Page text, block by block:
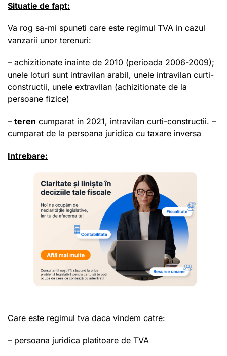
Situatie de fapt:
Va rog sa-mi spuneti care este regimul TVA in cazul
vanzarii unor terenuri:
– achizitionate inainte de 2010 (perioada 2006-2009);
unele loturi sunt intravilan arabil, unele intravilan curti-
constructii, unele extravilan (achizitionate de la
persoane fizice)
– teren cumparat in 2021, intravilan curti-constructii. –
cumparat de la persoana juridica cu taxare inversa
Intrebare:
Care este regimul tva daca vindem catre:
– persoana juridica platitoare de TVA